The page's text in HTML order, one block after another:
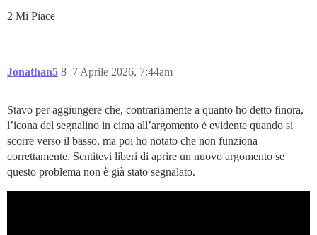
2 Mi Piace
Jonathan5 7 Aprile 2026, 7:44am
8
Stavo per aggiungere che, contrariamente a quanto ho detto finora,
l’icona del segnalino in cima all’argomento è evidente quando si
scorre verso il basso, ma poi ho notato che non funziona
correttamente. Sentitevi liberi di aprire un nuovo argomento se
questo problema non è già stato segnalato.